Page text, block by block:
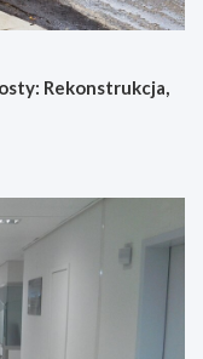
Rekonstrukcja,